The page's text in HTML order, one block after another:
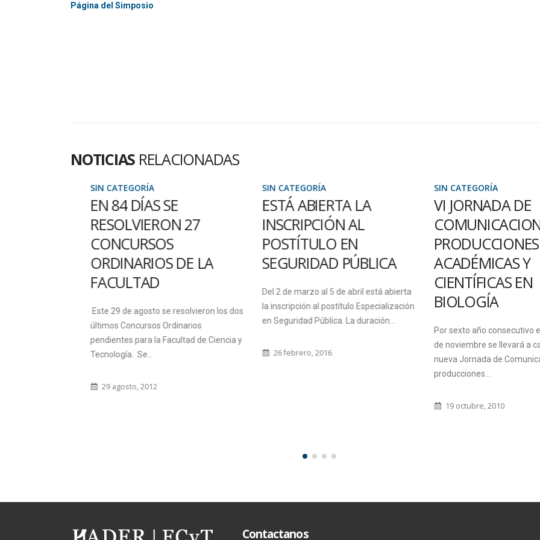
Página del Simposio
NOTICIAS RELACIONADAS
SIN CATEGORÍA
EN 84 DÍAS SE
RESOLVIERON 27
CONCURSOS
ORDINARIOS DE LA
FACULTAD
Este 29 de agosto se resolvieron los dos
últimos Concursos Ordinarios
pendientes para la Facultad de Ciencia y
Tecnología. Se...
29 agosto, 2012
SIN CATEGORÍA
ESTÁ ABIERTA LA
INSCRIPCIÓN AL
POSTÍTULO EN
SEGURIDAD PÚBLICA
Del 2 de marzo al 5 de abril está abierta
la inscripción al postítulo Especialización
en Seguridad Pública. La duración...
26 febrero, 2016
SIN CATEGORÍA
VI JORNADA DE
COMUNICACION
PRODUCCIONES
ACADÉMICAS Y
CIENTÍFICAS EN
BIOLOGÍA
Por sexto año consecutivo el
de noviembre se llevará a cabo
nueva Jornada de
producciones...
19 octubre, 2010
Contactanos